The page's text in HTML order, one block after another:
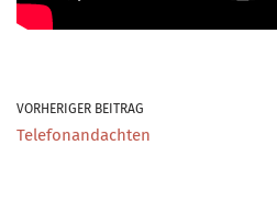
VORHERIGER BEITRAG
Telefonandachten